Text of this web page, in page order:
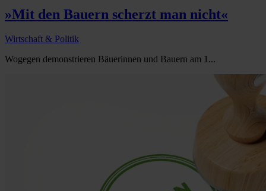
»Mit den Bauern scherzt man nicht«
Wirtschaft & Politik
Wogegen demonstrieren Bäuerinnen und Bauern am 1...